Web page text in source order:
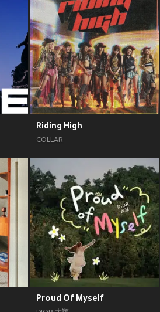
Riding High
COLLAR
Proud Of Myself